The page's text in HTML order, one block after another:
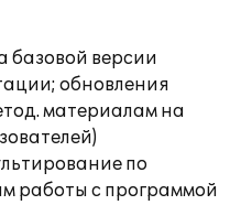
базовой версии
обновления
материалам на
по
работы с программой